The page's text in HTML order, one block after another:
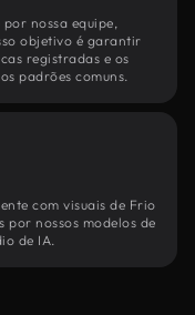
nossa equipe,
objetivo é garantir
registradas e os
padrões comuns.
com visuais de Frio
por nossos modelos de
de IA.